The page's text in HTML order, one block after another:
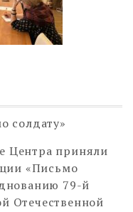
солдату»
Центра приняли
«Письмо
79-й
Отечественной